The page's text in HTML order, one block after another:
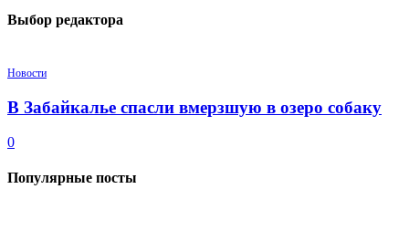
Выбор редактора
Новости
В Забайкалье спасли вмерзшую в озеро собаку
0
Популярные посты